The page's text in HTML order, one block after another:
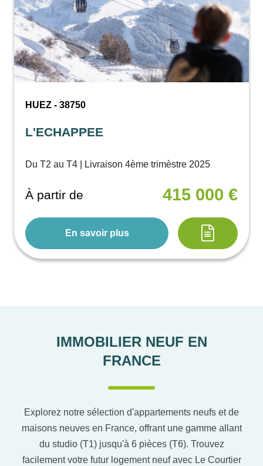
HUEZ - 38750
L'ECHAPPEE
Du T2 au T4 | Livraison 4ème trimèstre 2025
À partir de 415 000 €
En savoir plus
IMMOBILIER NEUF EN
FRANCE
Explorez notre sélection d'appartements neufs et de
maisons neuves en France, offrant une gamme allant
du studio (T1) jusqu'à 6 pièces (T6). Trouvez
facilement votre futur logement neuf avec Le Courtier